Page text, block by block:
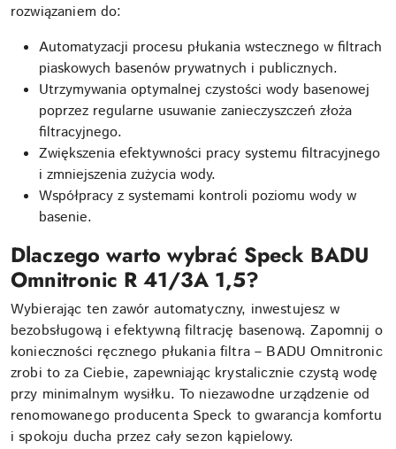
rozwiązaniem do:
Automatyzacji procesu płukania wstecznego w filtrach
piaskowych basenów prywatnych i publicznych.
Utrzymywania optymalnej czystości wody basenowej
poprzez regularne usuwanie zanieczyszczeń złoża
filtracyjnego.
Zwiększenia efektywności pracy systemu filtracyjnego
i zmniejszenia zużycia wody.
Współpracy z systemami kontroli poziomu wody w
basenie.
Dlaczego warto wybrać Speck BADU
Omnitronic R 41/3A 1,5?
Wybierając ten zawór automatyczny, inwestujesz w
bezobsługową i efektywną filtrację basenową. Zapomnij o
konieczności ręcznego płukania filtra – BADU Omnitronic
zrobi to za Ciebie, zapewniając krystalicznie czystą wodę
przy minimalnym wysiłku. To niezawodne urządzenie od
renomowanego producenta Speck to gwarancja komfortu
i spokoju ducha przez cały sezon kąpielowy.